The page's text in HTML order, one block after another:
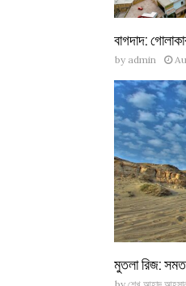
বাগদাদ:
by admin
মুতলা রিজ: